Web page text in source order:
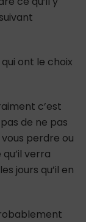
ont le choix
c’est
de ne pas
perdre ou
verra
jours qu’il en